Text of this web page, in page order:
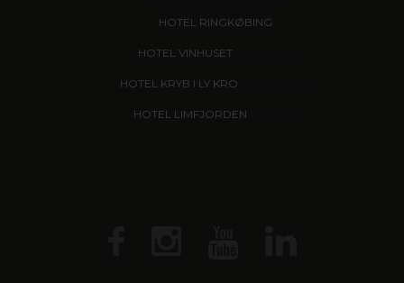
HOTEL RINGKØBING
HOTEL VINHUSET, NÆSTVED
HOTEL KRYB I LY KRO
HOTEL LIMFJORDEN